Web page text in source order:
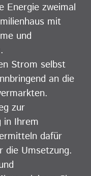
Energie zweimal
mit
und
Strom selbst
an die
zur
in Ihrem
dafür
die Umsetzung.